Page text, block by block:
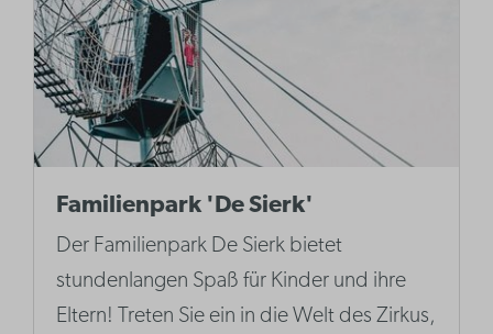
Familienpark 'De Sierk'
Der Familienpark De Sierk bietet
stundenlangen Spaß für Kinder und ihre
Eltern! Treten Sie ein in die Welt des Zirkus,